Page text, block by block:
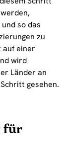
so das
zu
auf einer
wird
Länder an
gesehen.
für